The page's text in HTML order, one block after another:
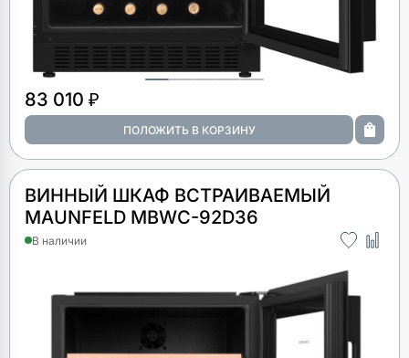
83 010 ₽
ВИННЫЙ ШКАФ ВСТРАИВАЕМЫЙ
MAUNFELD MBWC-92D36
В наличии